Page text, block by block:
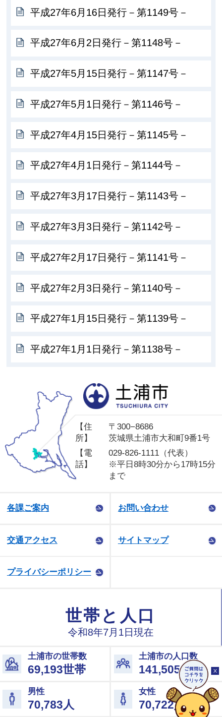
平成27年6月16日発行－第1149号－
平成27年6月2日発行－第1148号－
平成27年5月15日発行－第1147号－
平成27年5月1日発行－第1146号－
平成27年4月15日発行－第1145号－
平成27年4月1日発行－第1144号－
平成27年3月17日発行－第1143号－
平成27年3月3日発行－第1142号－
平成27年2月17日発行－第1141号－
平成27年2月3日発行－第1140号－
平成27年1月15日発行－第1139号－
平成27年1月1日発行－第1138号－
【住
所】
〒300−8686
茨城県土浦市大和町9番1号
【電
話】
029-826-1111（代表）
※平日8時30分から17時15分
まで
各課ご案内 お問い合わせ
交通アクセス サイトマップ
プライバシーポリシー